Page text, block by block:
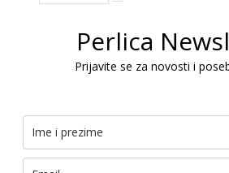
Perlica
Prijavite se za novosti i